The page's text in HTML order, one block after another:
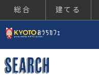
総合 建てる